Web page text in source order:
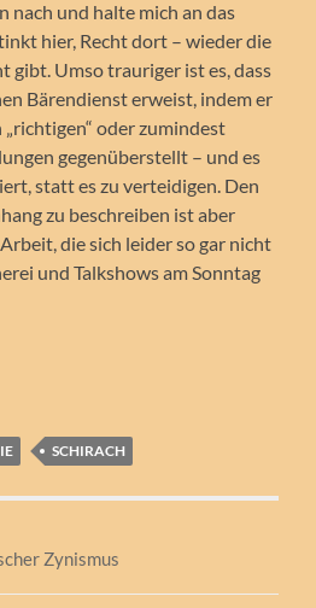
nach und halte mich an das
hier, Recht dort – wieder die
gibt. Umso trauriger ist es, dass
Bärendienst erweist, indem er
oder zumindest
gegenüberstellt – und es
statt es zu verteidigen. Den
zu beschreiben ist aber
die sich leider so gar nicht
und Talkshows am Sonntag
SCHIRACH
Zynismus